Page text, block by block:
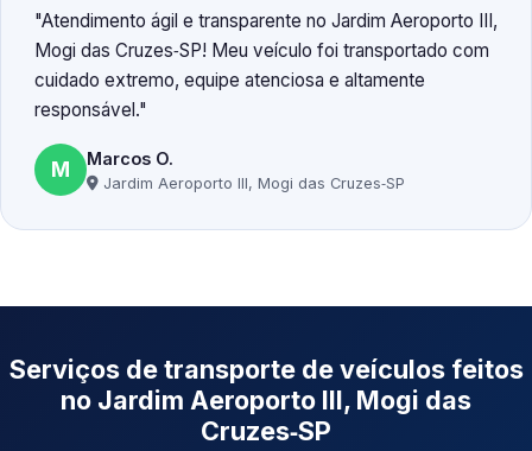
Atendimento ágil e transparente no Jardim Aeroporto III,
Mogi das Cruzes‑SP! Meu veículo foi transportado com
cuidado extremo, equipe atenciosa e altamente
responsável.
M Marcos O.
Jardim Aeroporto III, Mogi das Cruzes‑SP
Serviços de transporte de veículos feitos
no Jardim Aeroporto III, Mogi das
Cruzes‑SP